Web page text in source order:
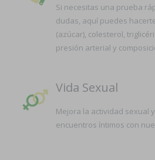
Si necesitas una prueba
dudas, aquí puedes
(azúcar), colesterol,
presión arterial y
Vida Sexual
Mejora la actividad sexual
encuentros íntimos con